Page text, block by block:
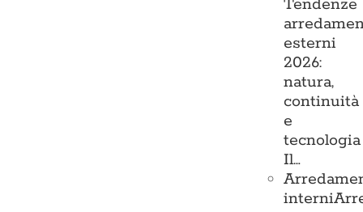
Tendenze
esterni
2026:
natura,
continuità
e
tecnologia
Il…
interni